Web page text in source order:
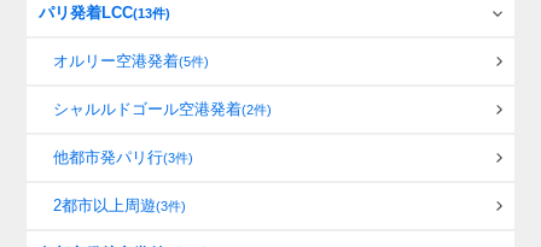
パリ発着LCC(13件)
オルリー空港発着(5件)
シャルルドゴール空港発着(2件)
他都市発パリ行(3件)
2都市以上周遊(3件)